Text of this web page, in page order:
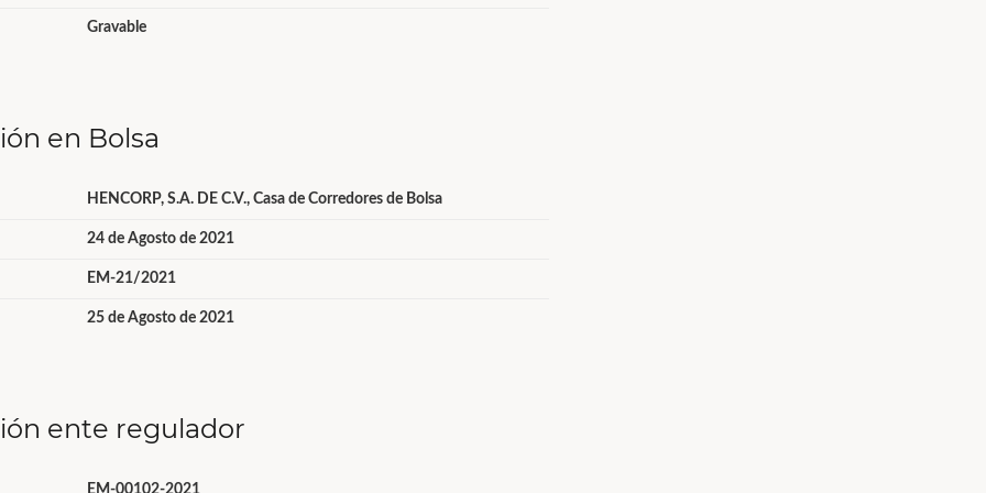
Gravable
en Bolsa
HENCORP, S.A. DE C.V., Casa de Corredores de Bolsa
24 de Agosto de 2021
EM-21/2021
25 de Agosto de 2021
ente regulador
EM-00102-2021